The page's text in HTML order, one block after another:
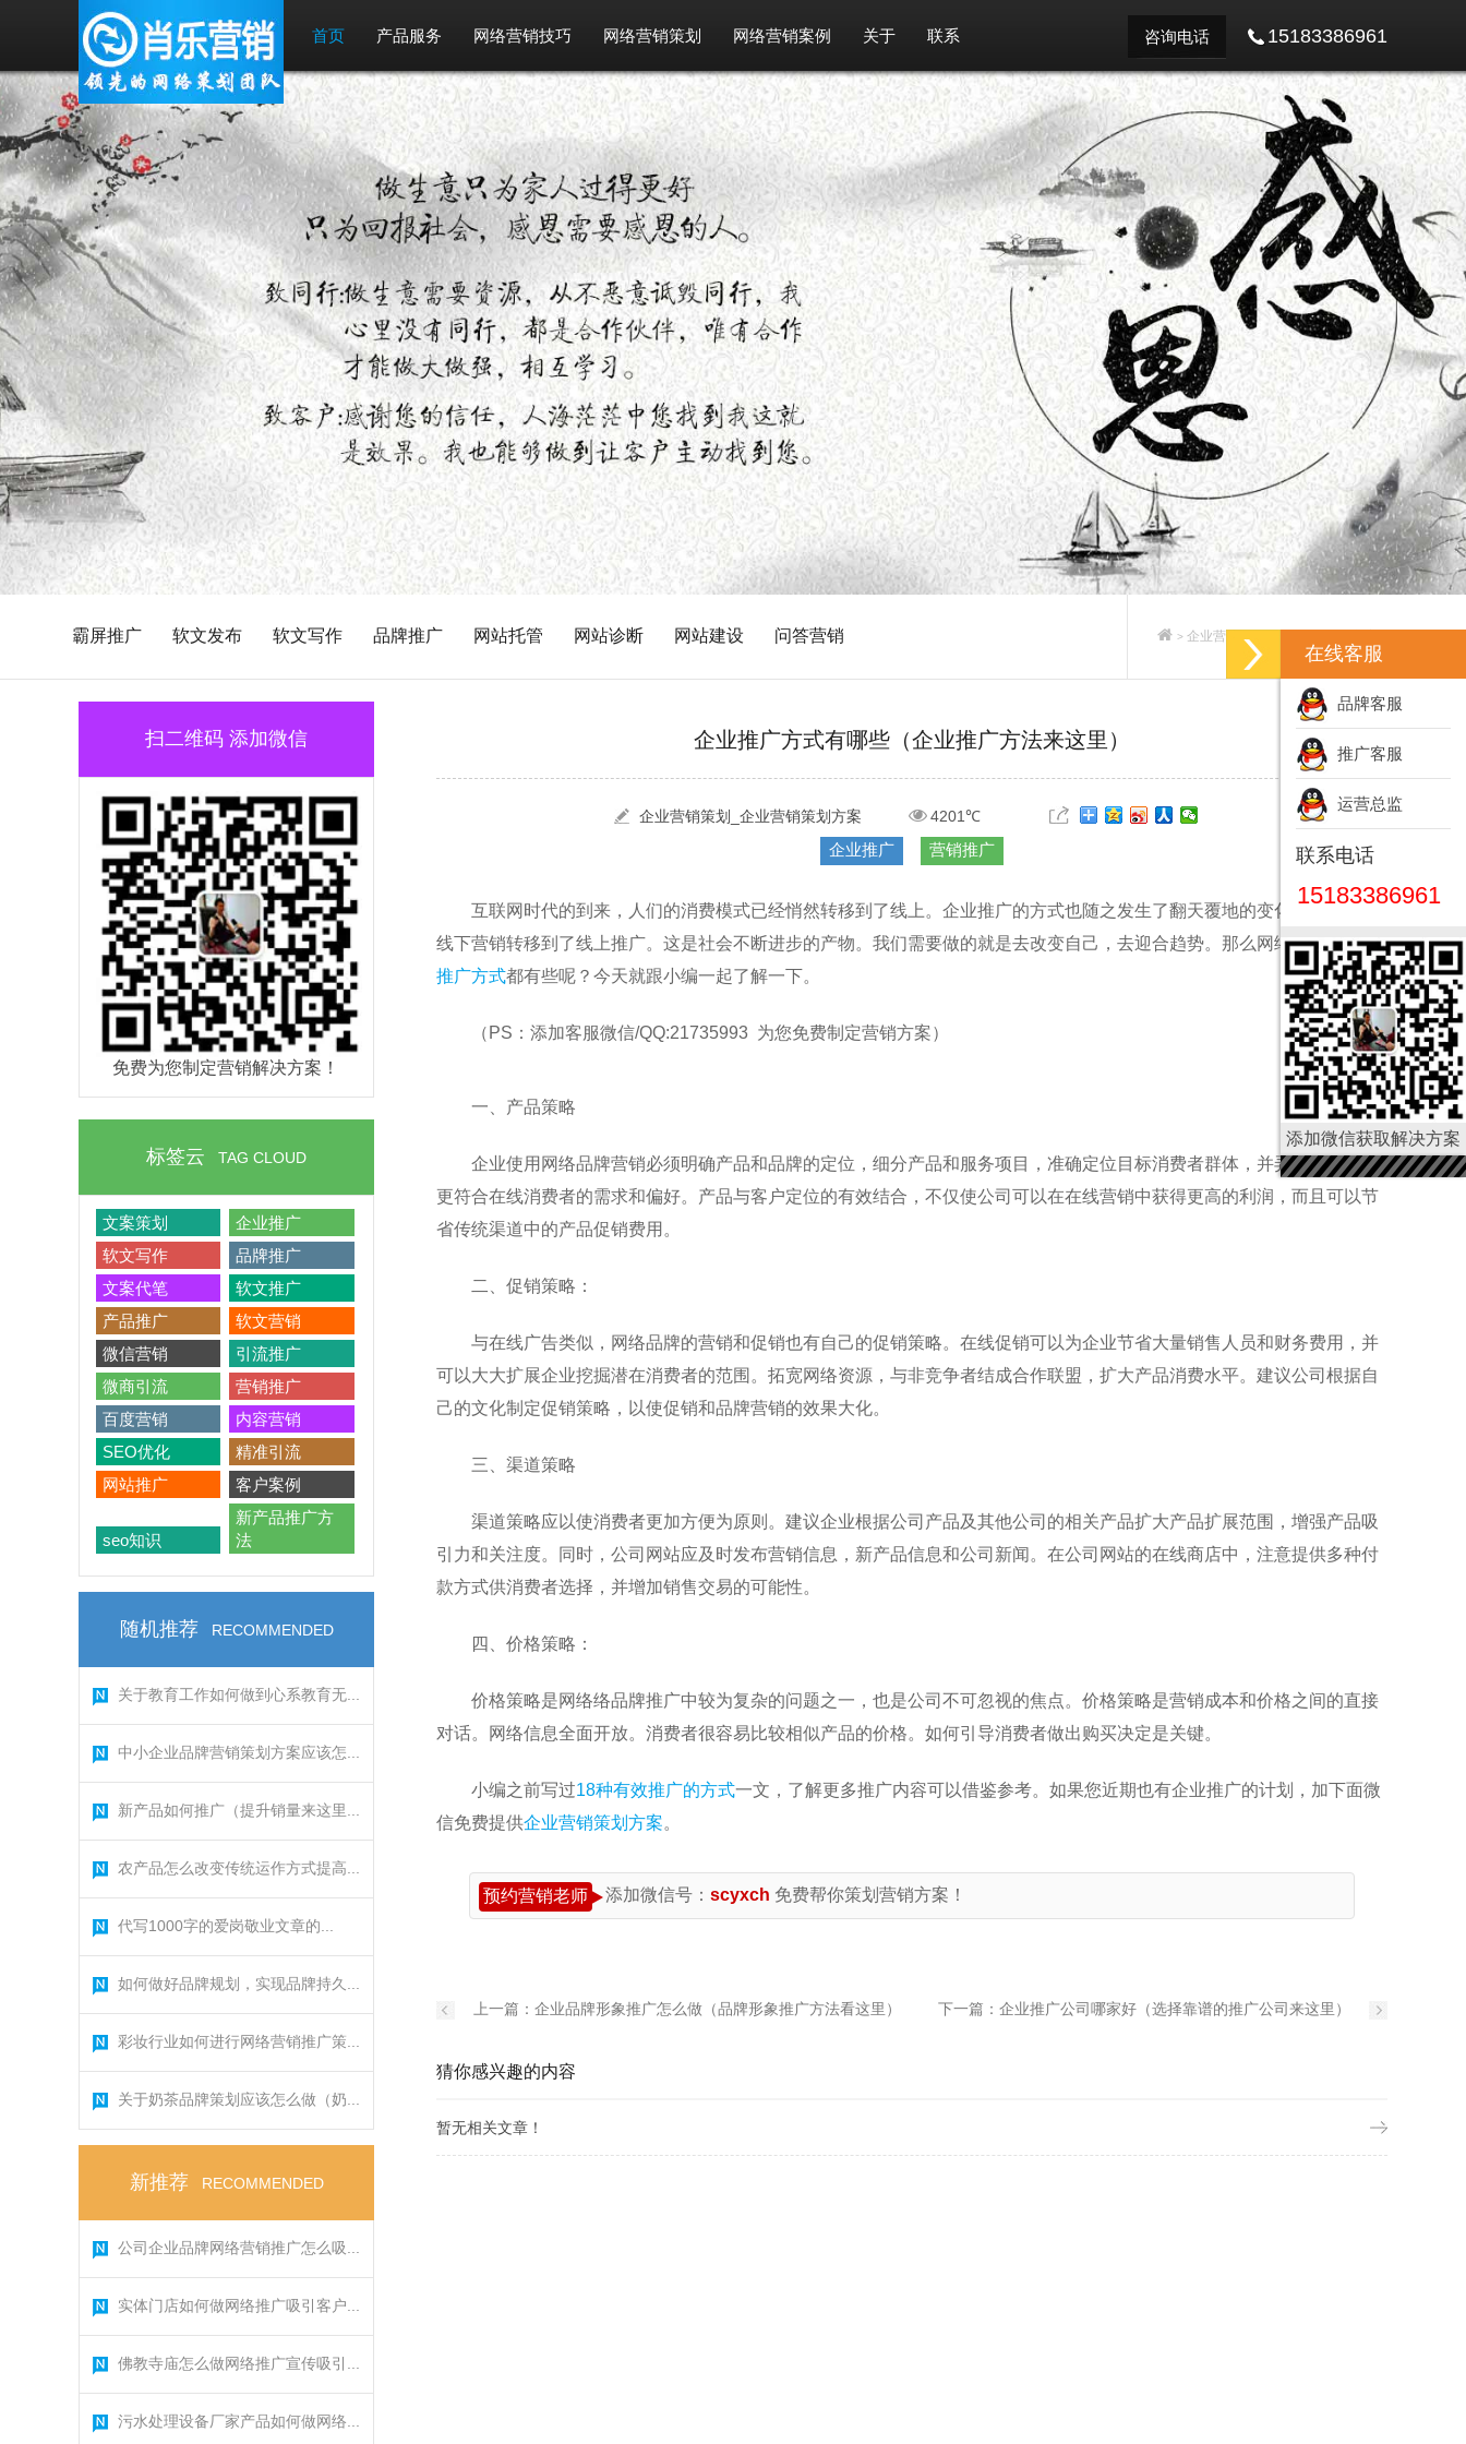
首页 产品服务 网络营销技巧 网络营销策划 网络营销案例 关于 联系 咨询电话 15183386961
霸屏推广 软文发布 软文写作 品牌推广 网站托管 网站诊断 网站建设 问答营销 > 企业营销策划_企业营销策划方案
扫二维码 添加微信
免费为您制定营销解决方案！
标签云 TAG CLOUD
文案策划
企业推广
软文写作
品牌推广
文案代笔
软文推广
产品推广
软文营销
微信营销
引流推广
微商引流
营销推广
百度营销
内容营销
SEO优化
精准引流
网站推广
客户案例
seo知识
新产品推广方
法
随机推荐 RECOMMENDED
关于教育工作如何做到心系教育无...
中小企业品牌营销策划方案应该怎...
新产品如何推广（提升销量来这里...
农产品怎么改变传统运作方式提高...
代写1000字的爱岗敬业文章的...
如何做好品牌规划，实现品牌持久...
彩妆行业如何进行网络营销推广策...
关于奶茶品牌策划应该怎么做（奶...
新推荐 RECOMMENDED
公司企业品牌网络营销推广怎么吸...
实体门店如何做网络推广吸引客户...
佛教寺庙怎么做网络推广宣传吸引...
污水处理设备厂家产品如何做网络...
企业推广方式有哪些（企业推广方法来这里）
企业营销策划_企业营销策划方案 4201℃
企业推广 营销推广
互联网时代的到来，人们的消费模式已经悄然转移到了线上。企业推广的方式也随之发生了翻天覆地的变化，从传统的
线下营销转移到了线上推广。这是社会不断进步的产物。我们需要做的就是去改变自己，去迎合趋势。那么网络环境下 企业
推广方式都有些呢？今天就跟小编一起了解一下。
（PS：添加客服微信/QQ:21735993 为您免费制定营销方案）
一、产品策略
企业使用网络品牌营销必须明确产品和品牌的定位，细分产品和服务项目，准确定位目标消费者群体，并弄清哪些产品
更符合在线消费者的需求和偏好。产品与客户定位的有效结合，不仅使公司可以在在线营销中获得更高的利润，而且可以节
省传统渠道中的产品促销费用。
二、促销策略：
与在线广告类似，网络品牌的营销和促销也有自己的促销策略。在线促销可以为企业节省大量销售人员和财务费用，并
可以大大扩展企业挖掘潜在消费者的范围。拓宽网络资源，与非竞争者结成合作联盟，扩大产品消费水平。建议公司根据自
己的文化制定促销策略，以使促销和品牌营销的效果大化。
三、渠道策略
渠道策略应以使消费者更加方便为原则。建议企业根据公司产品及其他公司的相关产品扩大产品扩展范围，增强产品吸
引力和关注度。同时，公司网站应及时发布营销信息，新产品信息和公司新闻。在公司网站的在线商店中，注意提供多种付
款方式供消费者选择，并增加销售交易的可能性。
四、价格策略：
价格策略是网络络品牌推广中较为复杂的问题之一，也是公司不可忽视的焦点。价格策略是营销成本和价格之间的直接
对话。网络信息全面开放。消费者很容易比较相似产品的价格。如何引导消费者做出购买决定是关键。
小编之前写过18种有效推广的方式一文，了解更多推广内容可以借鉴参考。如果您近期也有企业推广的计划，加下面微
信免费提供企业营销策划方案。
预约营销老师 添加微信号： scyxch 免费帮你策划营销方案！
上一篇： 企业品牌形象推广怎么做（品牌形象推广方法看这里） 下一篇： 企业推广公司哪家好（选择靠谱的推广公司来这里）
猜你感兴趣的内容
暂无相关文章！
在线客服
品牌客服
推广客服
运营总监
联系电话
15183386961
添加微信获取解决方案